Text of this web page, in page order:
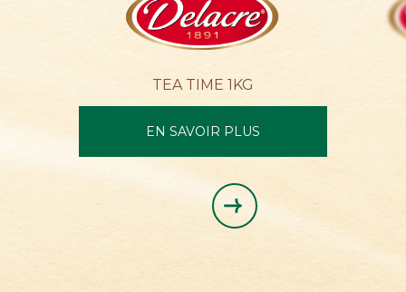
TEA TIME 1KG
EN SAVOIR PLUS